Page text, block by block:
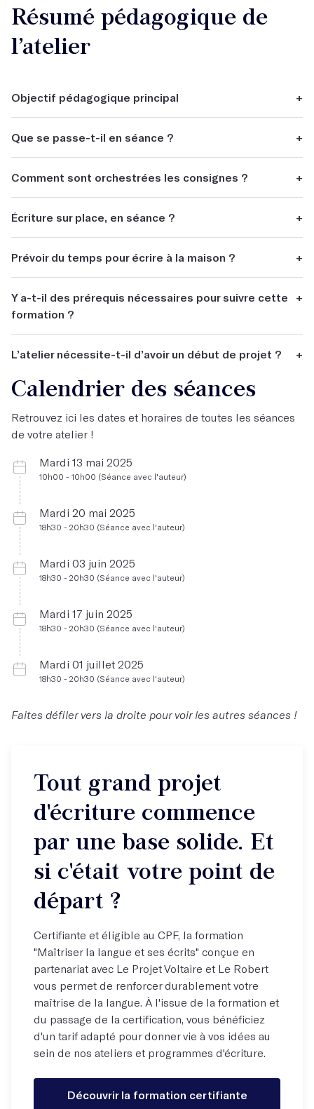
Résumé pédagogique de
l’atelier
Objectif pédagogique principal +
Que se passe-t-il en séance ?
+
Comment sont orchestrées les consignes ?
+
participants.
Écriture sur place, en séance ? +
Prévoir du temps pour écrire à la maison ?
+
Y a-t-il des prérequis nécessaires pour suivre cette
formation ?
+
projet.
L’atelier nécessite-t-il d’avoir un début de projet ? +
Oui.
Calendrier des séances
Retrouvez ici les dates et horaires de toutes les séances
de votre atelier !
Mardi 13 mai 2025
10h00 - 10h00 (Séance avec l'auteur)
Mardi 20 mai 2025
18h30 - 20h30 (Séance avec l'auteur)
Mardi 03 juin 2025
18h30 - 20h30 (Séance avec l'auteur)
Mardi 17 juin 2025
18h30 - 20h30 (Séance avec l'auteur)
Mardi 01 juillet 2025
18h30 - 20h30 (Séance avec l'auteur)
Faites défiler vers la droite pour voir les autres séances !
Tout grand projet
d'écriture commence
par une base solide. Et
si c'était votre point de
départ ?
Certifiante et éligible au CPF, la formation
"Maîtriser la langue et ses écrits" conçue en
partenariat avec Le Projet Voltaire et Le Robert
vous permet de renforcer durablement votre
maîtrise de la langue. À l'issue de la formation et
du passage de la certification, vous bénéficiez
d'un tarif adapté pour donner vie à vos idées au
sein de nos ateliers et programmes d'écriture.
Découvrir la formation certifiante